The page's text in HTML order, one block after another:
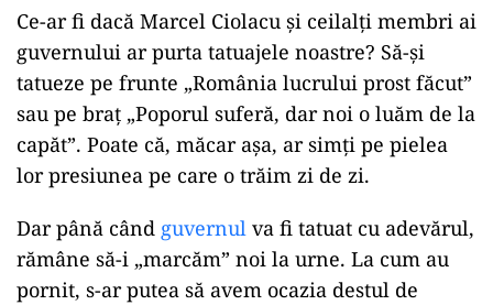
Ce-ar fi dacă Marcel Ciolacu și ceilalți membri ai
guvernului ar purta tatuajele noastre? Să-și
tatueze pe frunte „România lucrului prost făcut”
sau pe braț „Poporul suferă, dar noi o luăm de la
capăt”. Poate că, măcar așa, ar simți pe pielea
lor presiunea pe care o trăim zi de zi.
Dar până când guvernul va fi tatuat cu adevărul,
rămâne să-i „marcăm” noi la urne. La cum au
pornit, s-ar putea să avem ocazia destul de